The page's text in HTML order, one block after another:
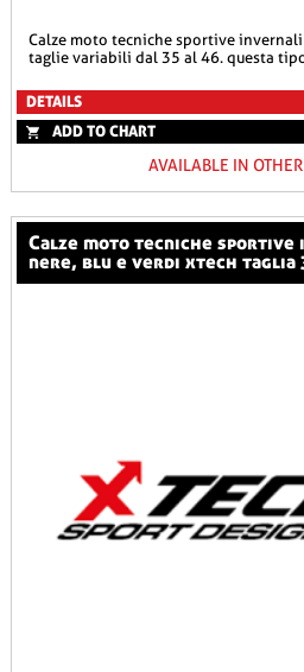
calze moto tecniche sportive invernali nere e arancioni xtech
taglie variabili dal 35 al 46. questa
DETAILS
ADD TO CHART
AVAILABLE IN
calze moto tecniche sportive invernali compression
nere, blu e verdi xtech taglia